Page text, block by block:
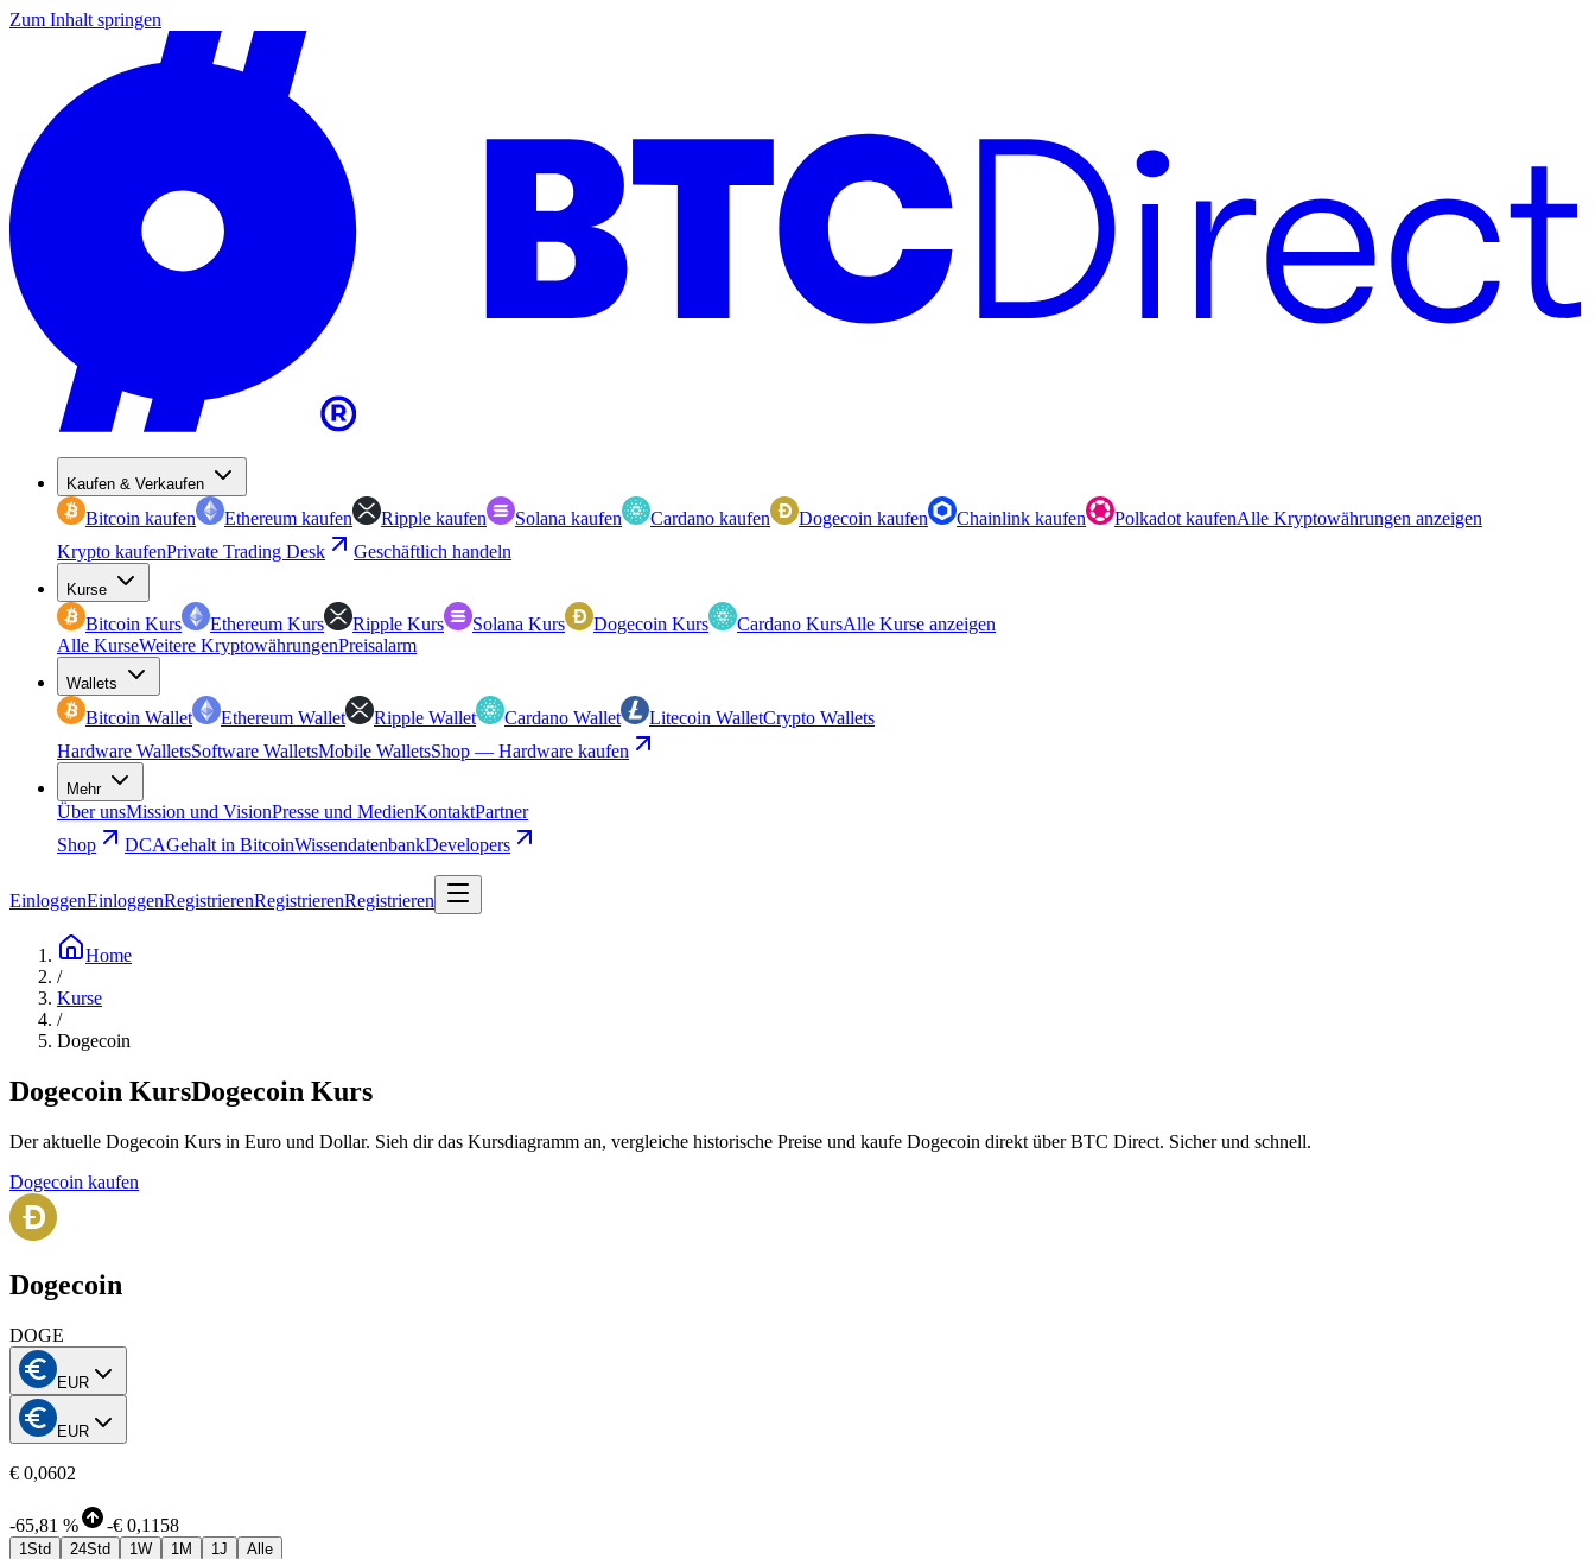
Zum Inhalt springen
Kaufen & Verkaufen
Bitcoin kaufen Ethereum kaufen Ripple kaufen Solana kaufen Cardano kaufen Dogecoin kaufen Chainlink kaufen Polkadot kaufenAlle Kryptowährungen anzeigen
Krypto kaufenPrivate Trading Desk Geschäftlich handeln
Kurse
Bitcoin Kurs Ethereum Kurs Ripple Kurs Solana Kurs Dogecoin Kurs Cardano KursAlle Kurse anzeigen
Alle KurseWeitere KryptowährungenPreisalarm
Wallets
Bitcoin Wallet Ethereum Wallet Ripple Wallet Cardano Wallet Litecoin WalletCrypto Wallets
Hardware WalletsSoftware WalletsMobile WalletsShop — Hardware kaufen
Mehr
Über unsMission und VisionPresse und MedienKontaktPartner
Shop
DCAGehalt in BitcoinWissendatenbankDevelopers
EinloggenEinloggenRegistrierenRegistrierenRegistrieren
Home
/
Kurse
/
Dogecoin
Dogecoin KursDogecoin Kurs
Der aktuelle Dogecoin Kurs in Euro und Dollar. Sieh dir das Kursdiagramm an, vergleiche historische Preise und kaufe Dogecoin direkt über BTC Direct. Sicher und schnell.
Dogecoin kaufen
Dogecoin
DOGE
EUR
EUR
€ 0,0602
-65,81 % -€ 0,1158
1Std 24Std 1W 1M 1J Alle